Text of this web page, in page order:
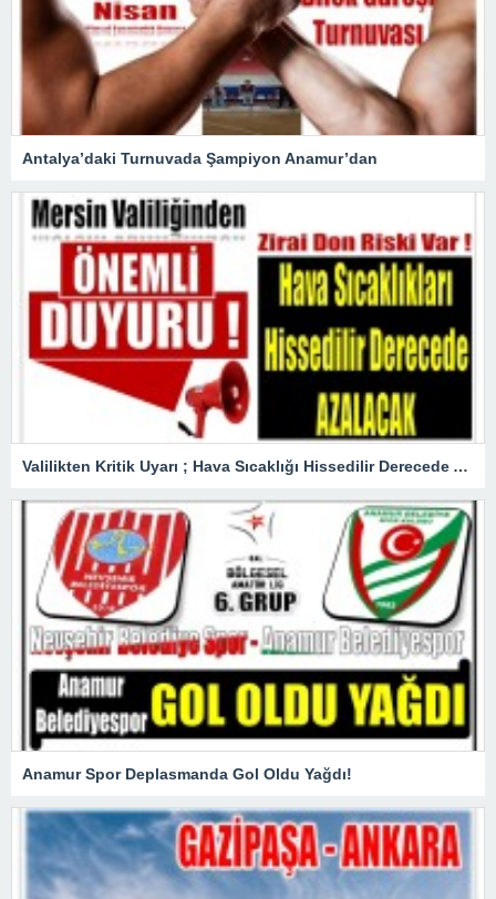
Antalya’daki Turnuvada Şampiyon Anamur’dan
Valilikten Kritik Uyarı ; Hava Sıcaklığı Hissedilir Derecede Azalacak!
Anamur Spor Deplasmanda Gol Oldu Yağdı!